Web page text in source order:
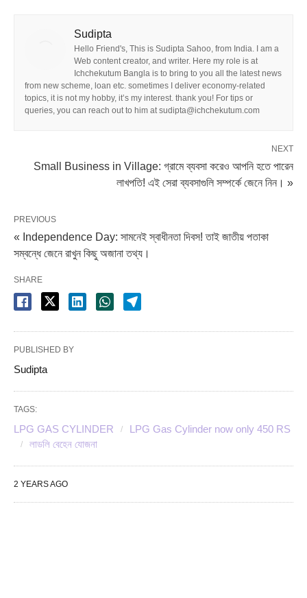
Sudipta
Hello Friend's, This is Sudipta Sahoo, from India. I am a
Web content creator, and writer. Here my role is at
Ichchekutum Bangla is to bring to you all the latest news
from new scheme, loan etc. sometimes I deliver economy-related
topics, it is not my hobby, it’s my interest. thank you! For tips or
queries, you can reach out to him at sudipta@ichchekutum.com
NEXT
Small Business in Village: গ্রামে ব্যবসা করেও আপনি হতে পারেন
লাখপতি! এই সেরা ব্যবসাগুলি সম্পর্কে জেনে নিন। »
PREVIOUS
« Independence Day: সামনেই স্বাধীনতা দিবস! তাই জাতীয় পতাকা
সম্বন্ধে জেনে রাখুন কিছু অজানা তথ্য।
SHARE
PUBLISHED BY
Sudipta
TAGS:
LPG GAS CYLINDER
LPG Gas Cylinder now only 450 RS
লাডলি বেহেন যোজনা
2 YEARS AGO